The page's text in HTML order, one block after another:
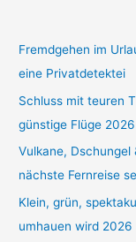
Fremdgehen im
eine Privatdetektei
Schluss mit teuren
günstige Flüge 2026
Vulkane,
nächste Fernreise
Klein, grün,
umhauen wird 2026